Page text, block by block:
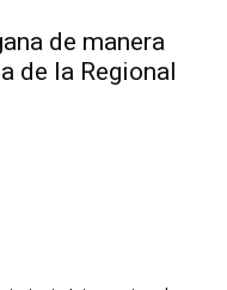
de manera
de la Regional